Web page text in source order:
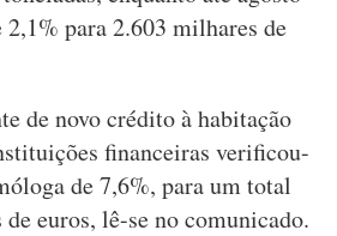
para 2.603 milhares de
de novo crédito à habitação
financeiras verificou-
de 7,6%, para um total
euros, lê-se no comunicado.